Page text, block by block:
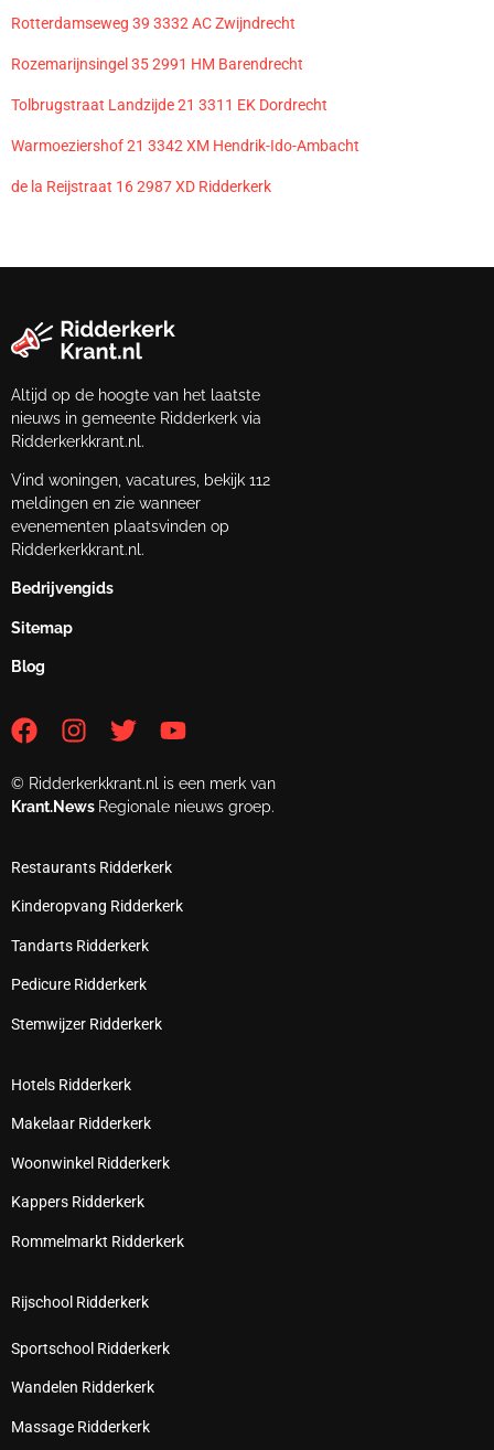
Rotterdamseweg 39 3332 AC Zwijndrecht
Rozemarijnsingel 35 2991 HM Barendrecht
Tolbrugstraat Landzijde 21 3311 EK Dordrecht
Warmoeziershof 21 3342 XM Hendrik-Ido-Ambacht
de la Reijstraat 16 2987 XD Ridderkerk
Altijd op de hoogte van het laatste
nieuws in gemeente Ridderkerk via
Ridderkerkkrant.nl.
Vind woningen, vacatures, bekijk 112
meldingen en zie wanneer
evenementen plaatsvinden op
Ridderkerkkrant.nl.
Bedrijvengids
Sitemap
Blog
© Ridderkerkkrant.nl is een merk van
Krant.News Regionale nieuws groep.
Restaurants Ridderkerk
Kinderopvang Ridderkerk
Tandarts Ridderkerk
Pedicure Ridderkerk
Stemwijzer Ridderkerk
Hotels Ridderkerk
Makelaar Ridderkerk
Woonwinkel Ridderkerk
Kappers Ridderkerk
Rommelmarkt Ridderkerk
Rijschool Ridderkerk
Sportschool Ridderkerk
Wandelen Ridderkerk
Massage Ridderkerk